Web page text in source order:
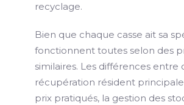
recyclage.
Bien que chaque casse ait sa
fonctionnent toutes selon des
similaires. Les différences entre
récupération résident
prix pratiqués, la gestion des